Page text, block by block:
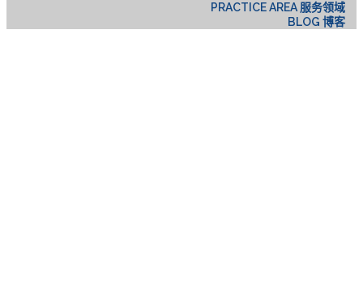
PRACTICE AREA 服务领域
BLOG 博客